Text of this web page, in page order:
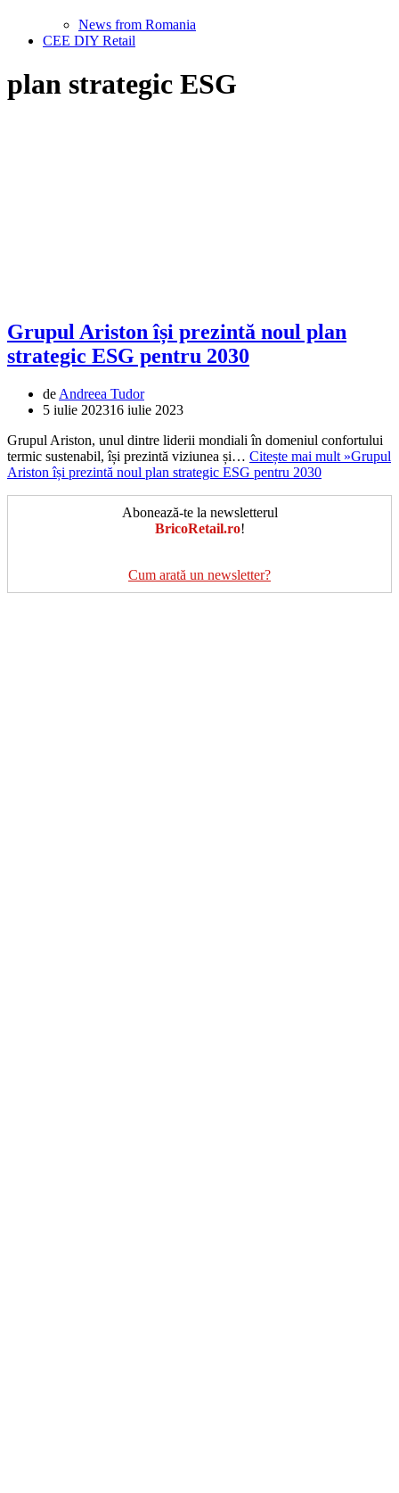
News from Romania
CEE DIY Retail
plan strategic ESG
Grupul Ariston își prezintă noul plan
strategic ESG pentru 2030
de Andreea Tudor
5 iulie 202316 iulie 2023
Grupul Ariston, unul dintre liderii mondiali în domeniul confortului
termic sustenabil, își prezintă viziunea și… Citește mai mult »Grupul
Ariston își prezintă noul plan strategic ESG pentru 2030
Abonează-te la newsletterul
BricoRetail.ro!
Cum arată un newsletter?